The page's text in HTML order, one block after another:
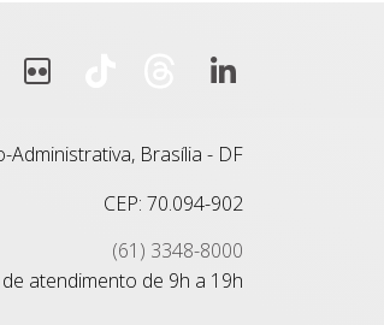
Administrativa, Brasília - DF
CEP: 70.094-902
(61) 3348-8000
atendimento de 9h a 19h